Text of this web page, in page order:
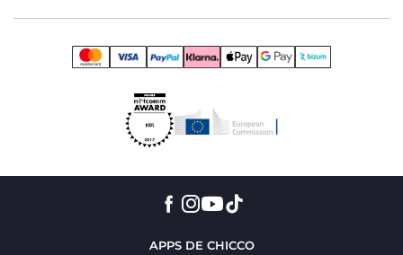
APPS DE CHICCO